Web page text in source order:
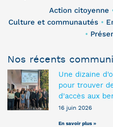
Action citoyenne
Culture et communautés•
•
Nos récents
Une dizaine
pour trouver
d’accès aux
16 juin 2026
En savoir plus »